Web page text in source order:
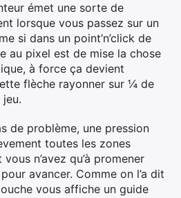
émet une sorte de
lorsque vous passez sur un
si dans un point’n’click de
au pixel est de mise la chose
à force ça devient
flèche rayonner sur ¼ de
jeu.
de problème, une pression
toutes les zones
n’avez qu’à promener
avancer. Comme on l’a dit
vous affiche un guide